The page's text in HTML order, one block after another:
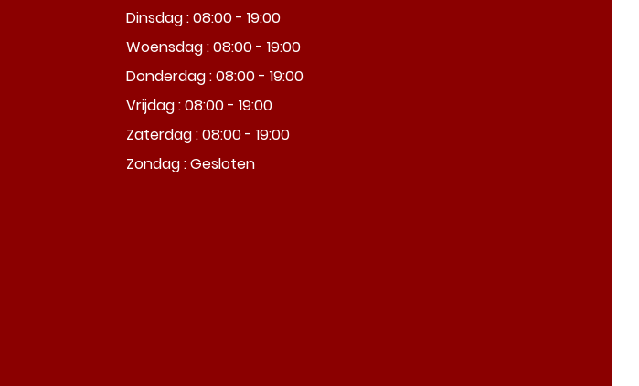
Dinsdag : 08:00 - 19:00
Woensdag : 08:00 - 19:00
Donderdag : 08:00 - 19:00
Vrijdag : 08:00 - 19:00
Zaterdag : 08:00 - 19:00
Zondag : Gesloten